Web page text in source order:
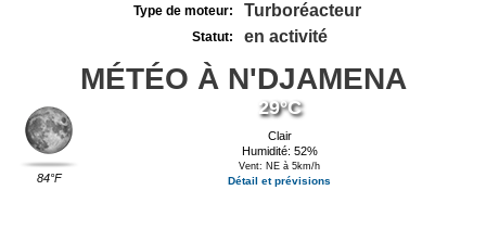
Type de moteur: Turboréacteur
Statut: en activité
MÉTÉO À N'DJAMENA
84°F
29°C
Clair
Humidité: 52%
Vent: NE à 5km/h
Détail et prévisions